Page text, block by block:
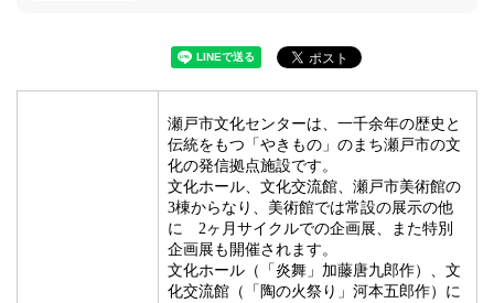
瀬戸市文化センターは、一千余年の歴史と
伝統をもつ「やきもの」のまち瀬戸市の文
化の発信拠点施設です。
文化ホール、文化交流館、瀬戸市美術館の
3棟からなり、美術館では常設の展示の他
に 2ヶ月サイクルでの企画展、また特別
企画展も開催されます。
文化ホール（「炎舞」加藤唐九郎作）、文
化交流館（「陶の火祭り」河本五郎作）に